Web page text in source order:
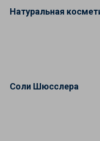
Натуральная
Соли Шюсслера